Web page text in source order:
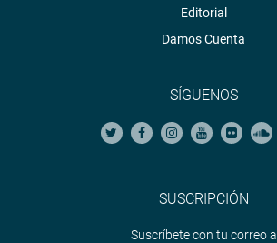
Editorial
Damos Cuenta
SÍGUENOS
SUSCRIPCIÓN
Suscríbete con tu correo a